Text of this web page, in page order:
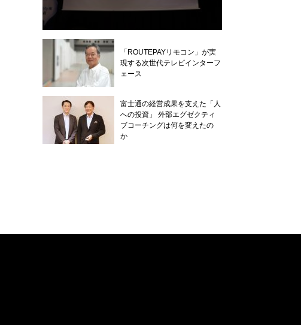
「ROUTEPAYリモコン」が実
現する次世代テレビインターフ
ェース
富士通の経営成果を支えた「人
への投資」 外部エグゼクティ
ブコーチングは何を変えたの
か